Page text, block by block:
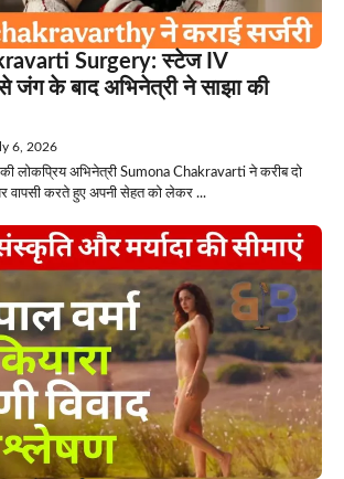
Surgery: स्टेज IV
जंग के बाद अभिनेत्री ने साझा की
6, 2026
की लोकप्रिय अभिनेत्री Sumona Chakravarti ने करीब दो
वापसी करते हुए अपनी सेहत को लेकर ...